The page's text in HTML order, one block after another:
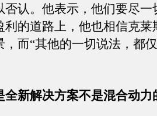
否认。他表示，他们要尽一
利的道路上，他也相信克莱
，而“其他的一切说法，都
新解决方案不是混合动力